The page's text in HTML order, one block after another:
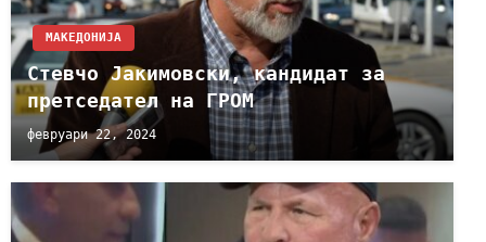
МАКЕДОНИЈА
Стевчо Јакимовски, кандидат за
претседател на ГРОМ
февруари 22, 2024